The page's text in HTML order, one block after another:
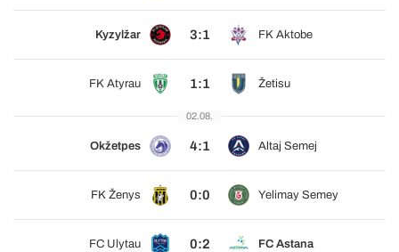
Kyzylžar 3:1 FK Aktobe
FK Atyrau 1:1 Žetisu
02.08.
Okžetpes 4:1 Altaj Semej
FK Ženys 0:0 Yelimay Semey
FC Ulytau 0:2 FC Astana